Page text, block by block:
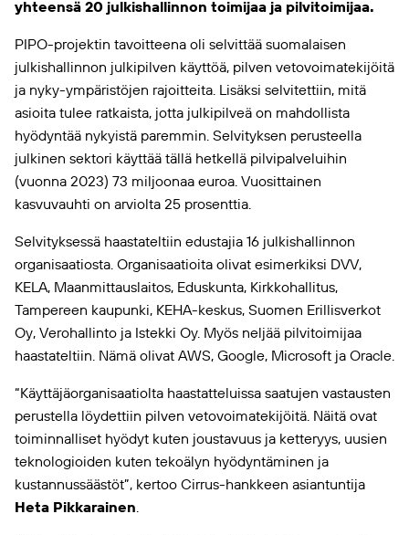
yhteensä 20 julkishallinnon toimijaa ja pilvitoimijaa.
PIPO-projektin tavoitteena oli selvittää suomalaisen
julkishallinnon julkipilven käyttöä, pilven vetovoimatekijöitä
ja nyky-ympäristöjen rajoitteita. Lisäksi selvitettiin, mitä
asioita tulee ratkaista, jotta julkipilveä on mahdollista
hyödyntää nykyistä paremmin. Selvityksen perusteella
julkinen sektori käyttää tällä hetkellä pilvipalveluihin
(vuonna 2023) 73 miljoonaa euroa. Vuosittainen
kasvuvauhti on arviolta 25 prosenttia.
Selvityksessä haastateltiin edustajia 16 julkishallinnon
organisaatiosta. Organisaatioita olivat esimerkiksi DVV,
KELA, Maanmittauslaitos, Eduskunta, Kirkkohallitus,
Tampereen kaupunki, KEHA-keskus, Suomen Erillisverkot
Oy, Verohallinto ja Istekki Oy. Myös neljää pilvitoimijaa
haastateltiin. Nämä olivat AWS, Google, Microsoft ja Oracle.
“Käyttäjäorganisaatiolta haastatteluissa saatujen vastausten
perustella löydettiin pilven vetovoimatekijöitä. Näitä ovat
toiminnalliset hyödyt kuten joustavuus ja ketteryys, uusien
teknologioiden kuten tekoälyn hyödyntäminen ja
kustannussäästöt”, kertoo Cirrus-hankkeen asiantuntija
Heta Pikkarainen.